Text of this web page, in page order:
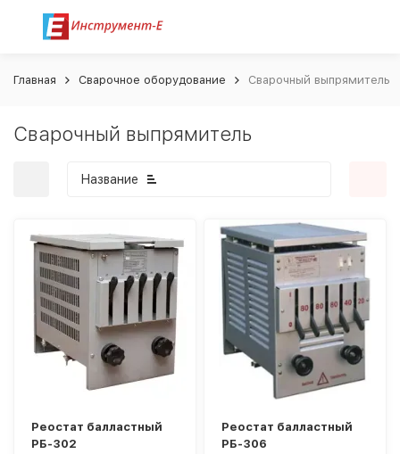
Главная Сварочное оборудование Сварочный выпрямитель
Сварочный выпрямитель
Название
покупателей
Реостат балластный
РБ-302
Реостат балластный
РБ-306